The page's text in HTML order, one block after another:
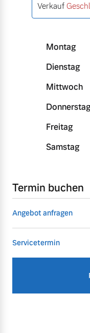
Verkauf
Montag
Dienstag
Mittwoch
Donnerstag
Freitag
Samstag
Termin buchen
Angebot anfragen
Servicetermin